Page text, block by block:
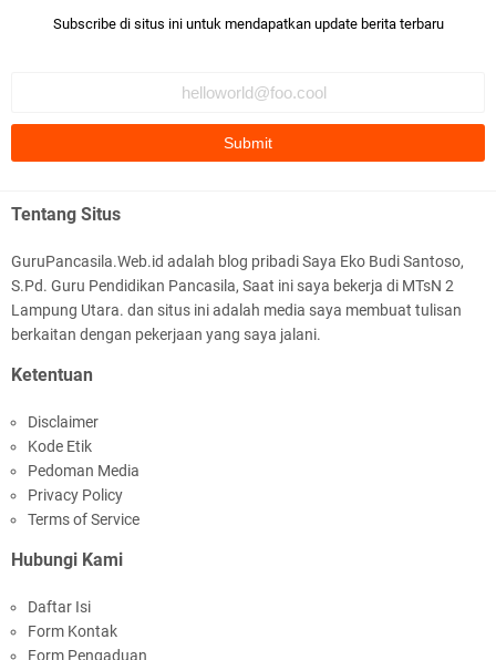
(KBC) Lengkap
Pancasila Kelas 7, 8, 9 Lengkap CP
Perangkat Ajar Deep Learning Pendidikan
Pancasila SMA/MA Kelas X, XI, XII Lengkap
Modul Ajar IPA MTs Kelas 9 Kurikulum Berbasis
BAGUSSS👍👍👍👍👍👍👍👍👍👍👍👍👍👍👍👍👍👍👍👍👍👍👍👍
👍👍👍👍👍
AFFANS RAHMAT JAYA 9.3
bagus 👍👍
Andre Wiguna 9.1
Bagus banget🥰
Citra Aprilia Mufarokhah
Bagus
Syifa Agustina Ramadani 9.1
sangat bagus
Haya pippo mardianto 9.3
Bagus
Subscribe di situs ini untuk mendapatkan update berita terbaru
Tentang Situs
GuruPancasila.Web.id adalah blog pribadi Saya Eko Budi Santoso,
S.Pd. Guru Pendidikan Pancasila, Saat ini saya bekerja di MTsN 2
Lampung Utara. dan situs ini adalah media saya membuat tulisan
berkaitan dengan pekerjaan yang saya jalani.
Ketentuan
Disclaimer
Kode Etik
Pedoman Media
Privacy Policy
Terms of Service
Hubungi Kami
Daftar Isi
Form Kontak
Form Pengaduan